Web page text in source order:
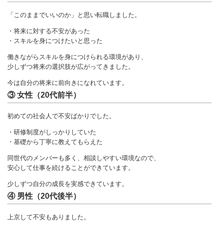
「このままでいいのか」と思い転職しました。
・将来に対する不安があった
・スキルを身につけたいと思った
働きながらスキルを身につけられる環境があり、
少しずつ将来の選択肢が広がってきました。
今は自分の将来に前向きになれています。
③ 女性（20代前半）
初めての社会人で不安ばかりでした。
・研修制度がしっかりしていた
・基礎から丁寧に教えてもらえた
同世代のメンバーも多く、相談しやすい環境なので、
安心して仕事を続けることができています。
少しずつ自分の成長を実感できています。
④ 男性（20代後半）
上京して不安もありました。